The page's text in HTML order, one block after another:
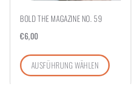
BOLD THE MAGAZINE NO. 59
€6,00
AUSFÜHRUNG WÄHLEN